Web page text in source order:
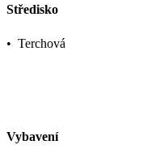
Středisko
• Terchová
Vybavení